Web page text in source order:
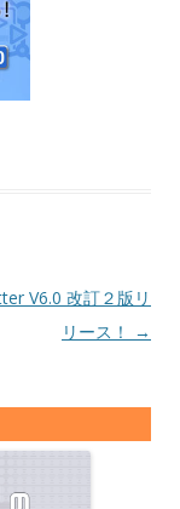
V6.0 改訂２版リ
リース！
→